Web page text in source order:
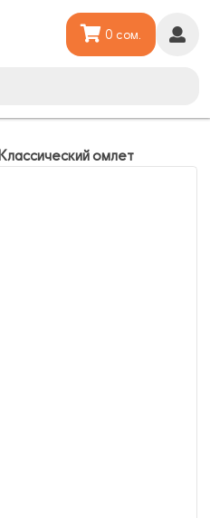
0 сом.
Классический омлет